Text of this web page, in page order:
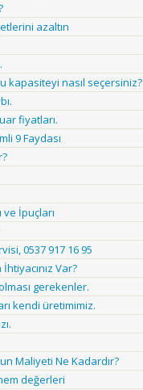
azaltın
kapasiteyi nasıl seçersiniz?
fiyatları.
9 Faydası
ve İpuçları
0537 917 16 95
Var?
gerekenler.
kendi üretimimiz.
Maliyeti Ne Kadardır?
değerleri